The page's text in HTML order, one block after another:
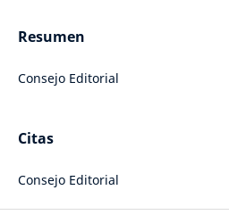
Resumen
Consejo Editorial
Citas
Consejo Editorial